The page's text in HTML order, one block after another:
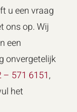
u een vraag
ons op. Wij
een
onvergetelijk
– 571 6151,
het